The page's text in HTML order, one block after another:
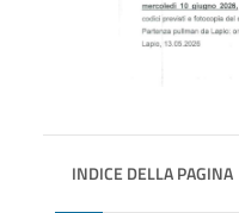
INDICE DELLA PAGINA